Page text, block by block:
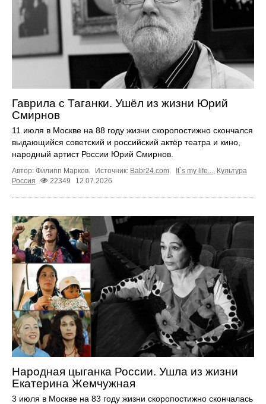
Гаврила с Таганки. Ушёл из жизни Юрий
Смирнов
11 июля в Москве на 88 году жизни скоропостижно скончался
выдающийся советский и российский актёр театра и кино,
народный артист России Юрий Смирнов.
Автор: Филипп Марков. Источник: Babr24.com. It`s my life..., Культура
Россия
22349 12.07.2026
Народная цыганка России. Ушла из жизни
Екатерина Жемчужная
3 июля в Москве на 83 году жизни скоропостижно скончалась